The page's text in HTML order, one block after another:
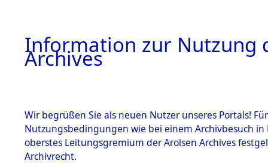
Information zur Nutzung
Archives
Wir begrüßen Sie als neuen Nutzer unseres Portals!
Nutzungsbedingungen wie bei einem Archivbesuch
oberstes Leitungsgremium der Arolsen Archives
Archivrecht.